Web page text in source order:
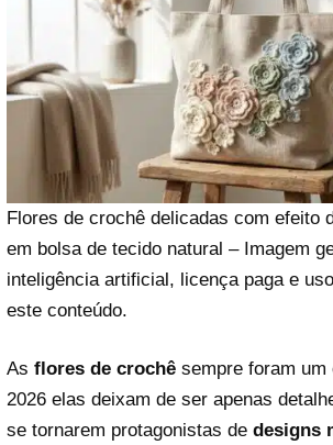
Flores de crochê delicadas com efeito
em bolsa de tecido natural – Imagem
inteligência artificial, licença paga e
este conteúdo.
As flores de crochê sempre foram
2026 elas deixam de ser apenas
se tornarem protagonistas de designs